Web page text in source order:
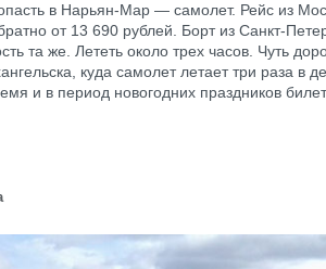
в Нарьян-Мар — самолет. Рейс из
от 13 690 рублей. Борт из Санкт-
та же. Лететь около трех часов. Чуть
куда самолет летает три раза в
и в период новогодних праздников